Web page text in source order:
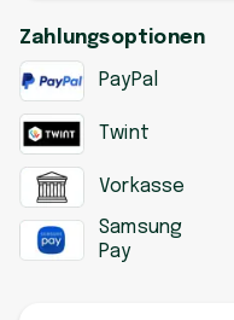
Zahlungsoptionen
PayPal
Twint
Vorkasse
Samsung
Pay